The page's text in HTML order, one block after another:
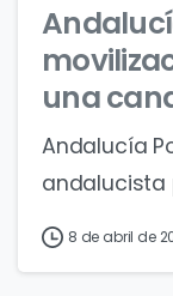
una
Andalucía
andalucista
8 de abril de